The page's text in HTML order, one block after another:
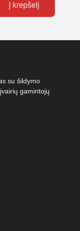
Į krepšelį
su šildymo
gamintojų